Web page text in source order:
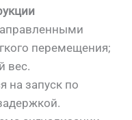
перемещения;
вес.
на запуск по